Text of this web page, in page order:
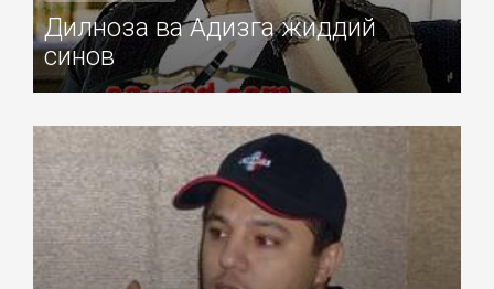
Дилноза ва Адизга жиддий
синов